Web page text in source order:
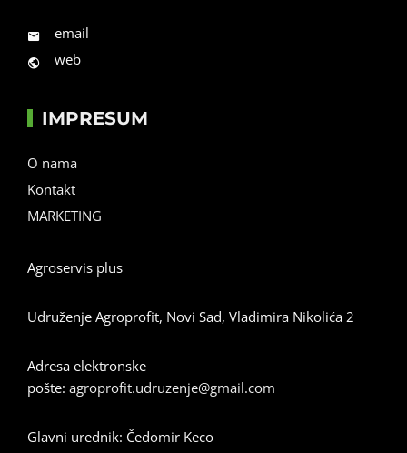
email
web
IMPRESUM
O nama
Kontakt
MARKETING
Agroservis plus
Udruženje Agroprofit, Novi Sad, Vladimira Nikolića 2
Adresa elektronske
pošte: agroprofit.udruzenje@gmail.com
Glavni urednik: Čedomir Keco